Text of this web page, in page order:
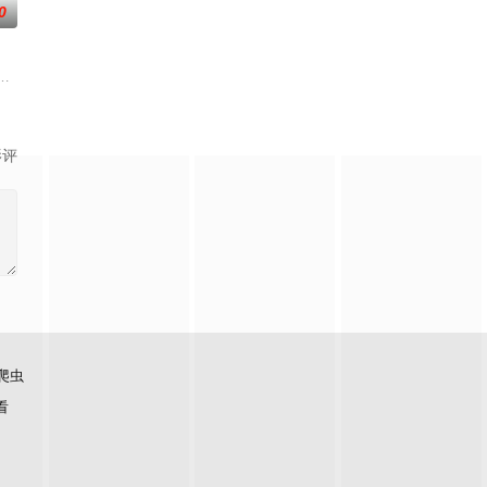
终极目标地。这不仅是档公路远行节目，更是一场
味暴击了！
富。本季节目首次引入“竞演+合宿”的双线叙事，演员们不仅在这里同台竞
戏综艺。由刘宇宁、金靖、张凌赫、丁程鑫、周柯宇组成的玩家团将共同
虫